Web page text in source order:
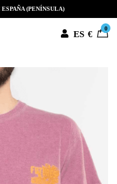
(PENÍNSULA)
ES €
0